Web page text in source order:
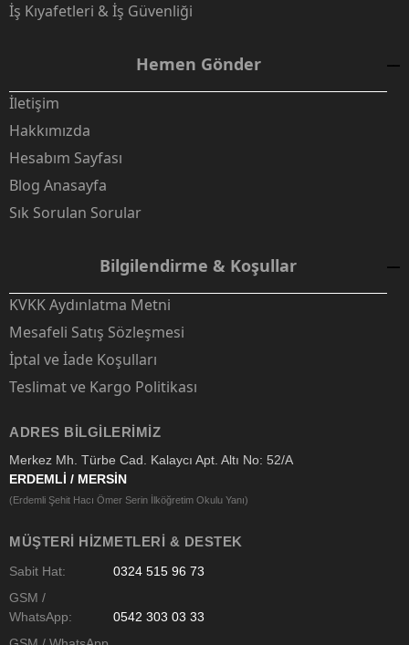
İş Kıyafetleri & İş Güvenliği
Hemen Gönder
İletişim
Hakkımızda
Hesabım Sayfası
Blog Anasayfa
Sık Sorulan Sorular
Bilgilendirme & Koşullar
KVKK Aydınlatma Metni
Mesafeli Satış Sözleşmesi
İptal ve İade Koşulları
Teslimat ve Kargo Politikası
ADRES BILGILERIMIZ
Merkez Mh. Türbe Cad. Kalaycı Apt. Altı No: 52/A
ERDEMLİ / MERSİN
(Erdemli Şehit Hacı Ömer Serin İlköğretim Okulu Yanı)
MÜŞTERI HIZMETLERI & DESTEK
Sabit Hat:
0324 515 96 73
GSM /
WhatsApp:
0542 303 03 33